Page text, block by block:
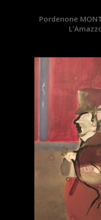
Pordenone